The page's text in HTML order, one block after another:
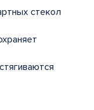
стекол